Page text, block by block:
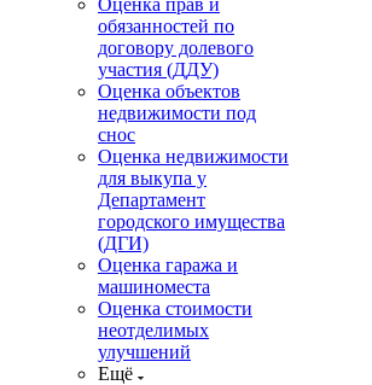
Оценка прав и
обязанностей по
договору долевого
участия (ДДУ)
Оценка объектов
недвижимости под
снос
Оценка недвижимости
для выкупа у
Департамент
городского имущества
(ДГИ)
Оценка гаража и
машиноместа
Оценка стоимости
неотделимых
улучшений
Ещё